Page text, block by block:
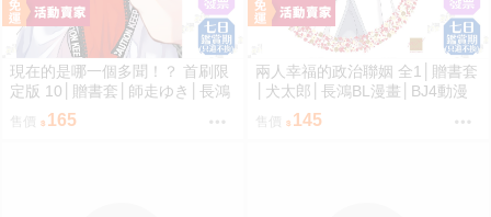
現在的是哪一個多聞！？ 首刷限
定版 10│贈書套│師走ゆき│長鴻
漫畫│BJ4動漫
售價 165
兩人幸福的政治聯姻 全1│贈書套
│犬太郎│長鴻BL漫畫│BJ4動漫
售價 145